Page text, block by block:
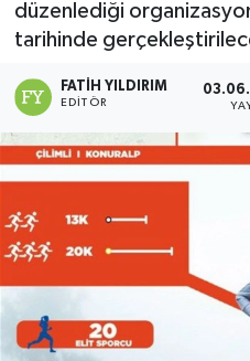
düzenlediği
tarihinde
FATIH YILDIRIM
EDITÖR